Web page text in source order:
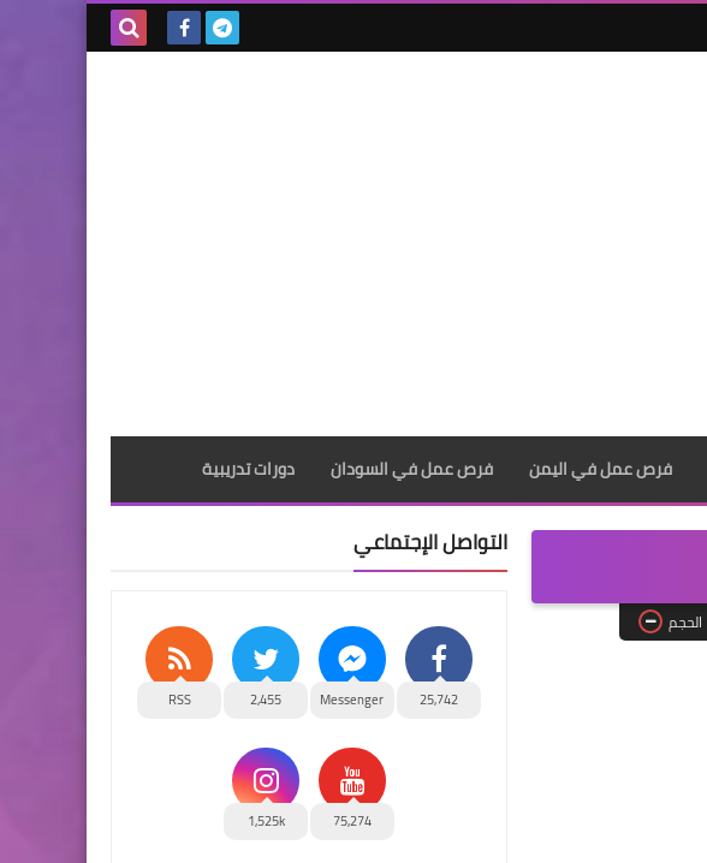
فرص عمل في اليمن فرص عمل في السودان دورات تدريبية
الحجم
التواصل الإجتماعي
25,742
Messenger
2,455
RSS
75,274
1,525k